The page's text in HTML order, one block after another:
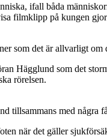
ifall båda
filmklipp på kungen
som det är allvarligt
Hägglund som det
rörelsen.
tillsammans med
när det gäller